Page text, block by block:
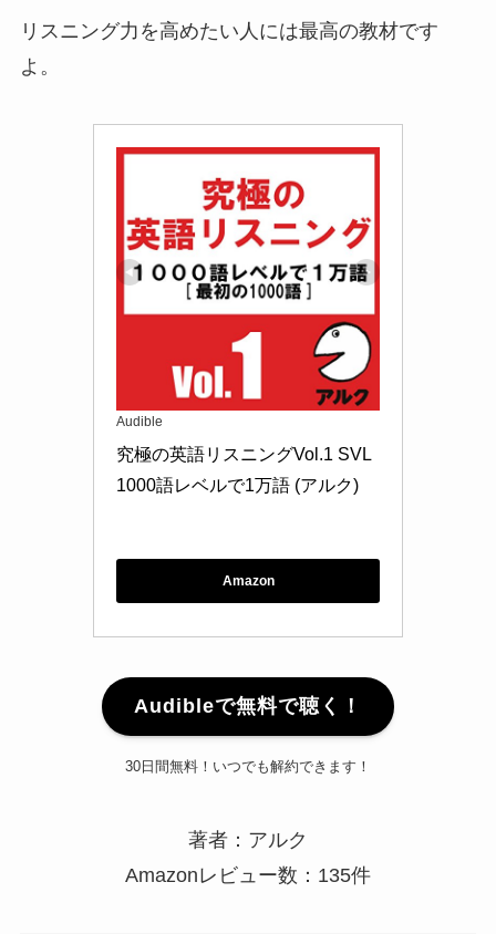
リスニング力を高めたい人には最高の教材です
よ。
Audible
究極の英語リスニングVol.1 SVL
1000語レベルで1万語 (アルク)
Amazonレビュー数：135件